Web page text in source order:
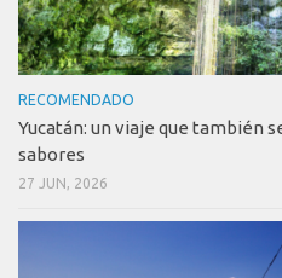
RECOMENDADO
Yucatán: un viaje que también
sabores
27 JUN, 2026